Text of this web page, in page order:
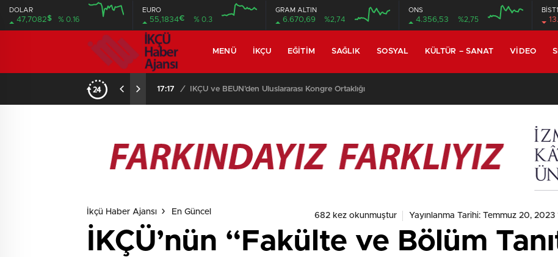
DOLAR
47,7082$ % 0.16
EURO
55,1834€ % 0.3
GRAM ALTIN
6.670,69 %2,74
ONS
4.356,53 %2,75
MENÜ İKÇU EĞITIM SAĞLIK SOSYAL KÜLTÜR – SANAT VIDEO
İKÇÜ ve BEUN’den Uluslararası Kongre Ortaklığı
İkçü Haber Ajansı En Güncel 682 kez okunmuştur Yayınlanma Tarihi: Temmuz 20, 2023
İKÇÜ’nün “Fakülte ve Bölüm